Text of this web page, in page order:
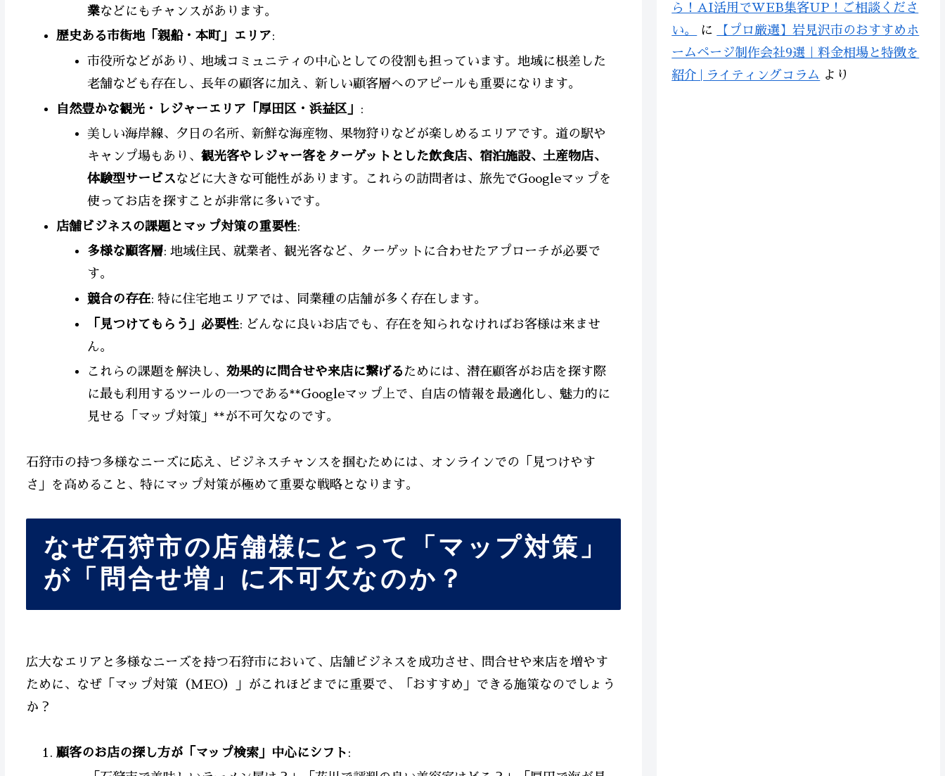
業などにもチャンスがあります。
歴史ある市街地「親船・本町」エリア:
市役所などがあり、地域コミュニティの中心としての役割も担っています。地域に根差した
老舗なども存在し、長年の顧客に加え、新しい顧客層へのアピールも重要になります。
自然豊かな観光・レジャーエリア「厚田区・浜益区」 :
美しい海岸線、夕日の名所、新鮮な海産物、果物狩りなどが楽しめるエリアです。道の駅や
キャンプ場もあり、 観光客やレジャー客をターゲットとした飲食店、宿泊施設、土産物店、
体験型サービスなどに大きな可能性があります。これらの訪問者は、旅先でGoogleマップを
使ってお店を探すことが非常に多いです。
店舗ビジネスの課題とマップ対策の重要性:
多様な顧客層: 地域住民、就業者、観光客など、ターゲットに合わせたアプローチが必要で
す。
競合の存在: 特に住宅地エリアでは、同業種の店舗が多く存在します。
「見つけてもらう」必要性: どんなに良いお店でも、存在を知られなければお客様は来ませ
ん。
これらの課題を解決し、 効果的に問合せや来店に繋げる ためには、潜在顧客がお店を探す際
に最も利用するツールの一つである**Googleマップ上で、自店の情報を最適化し、魅力的に
見せる「マップ対策」**が不可欠なのです。
石狩市の持つ多様なニーズに応え、ビジネスチャンスを掴むためには、オンラインでの「見つけやす
さ」を高めること、特にマップ対策が極めて重要な戦略となります。
なぜ石狩市の店舗様にとって「マップ対策」
が「問合せ増」に不可欠なのか？
広大なエリアと多様なニーズを持つ石狩市において、店舗ビジネスを成功させ、問合せや来店を増やす
ために、なぜ「マップ対策（MEO）」がこれほどまでに重要で、「おすすめ」できる施策なのでしょう
か？
顧客のお店の探し方が「マップ検索」中心にシフト :
ら！AI活用でWEB集客UP！ご相談くださ
い。
に
【プロ厳選】岩見沢市のおすすめホ
ームページ制作会社9選｜料金相場と特徴を
紹介 | ライティングコラム より